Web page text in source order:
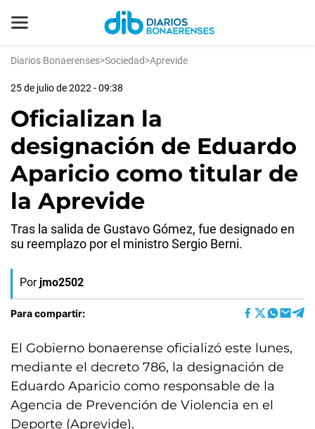
Diarios Bonaerenses>Sociedad>Aprevide
25 de julio de 2022 - 09:38
Oficializan la
designación de Eduardo
Aparicio como titular de
la Aprevide
Tras la salida de Gustavo Gómez, fue designado en
su reemplazo por el ministro Sergio Berni.
Por jmo2502
Para compartir:
El Gobierno bonaerense oficializó este lunes,
mediante el decreto 786, la designación de
Eduardo Aparicio como responsable de la
Agencia de Prevención de Violencia en el
Deporte (Aprevide).